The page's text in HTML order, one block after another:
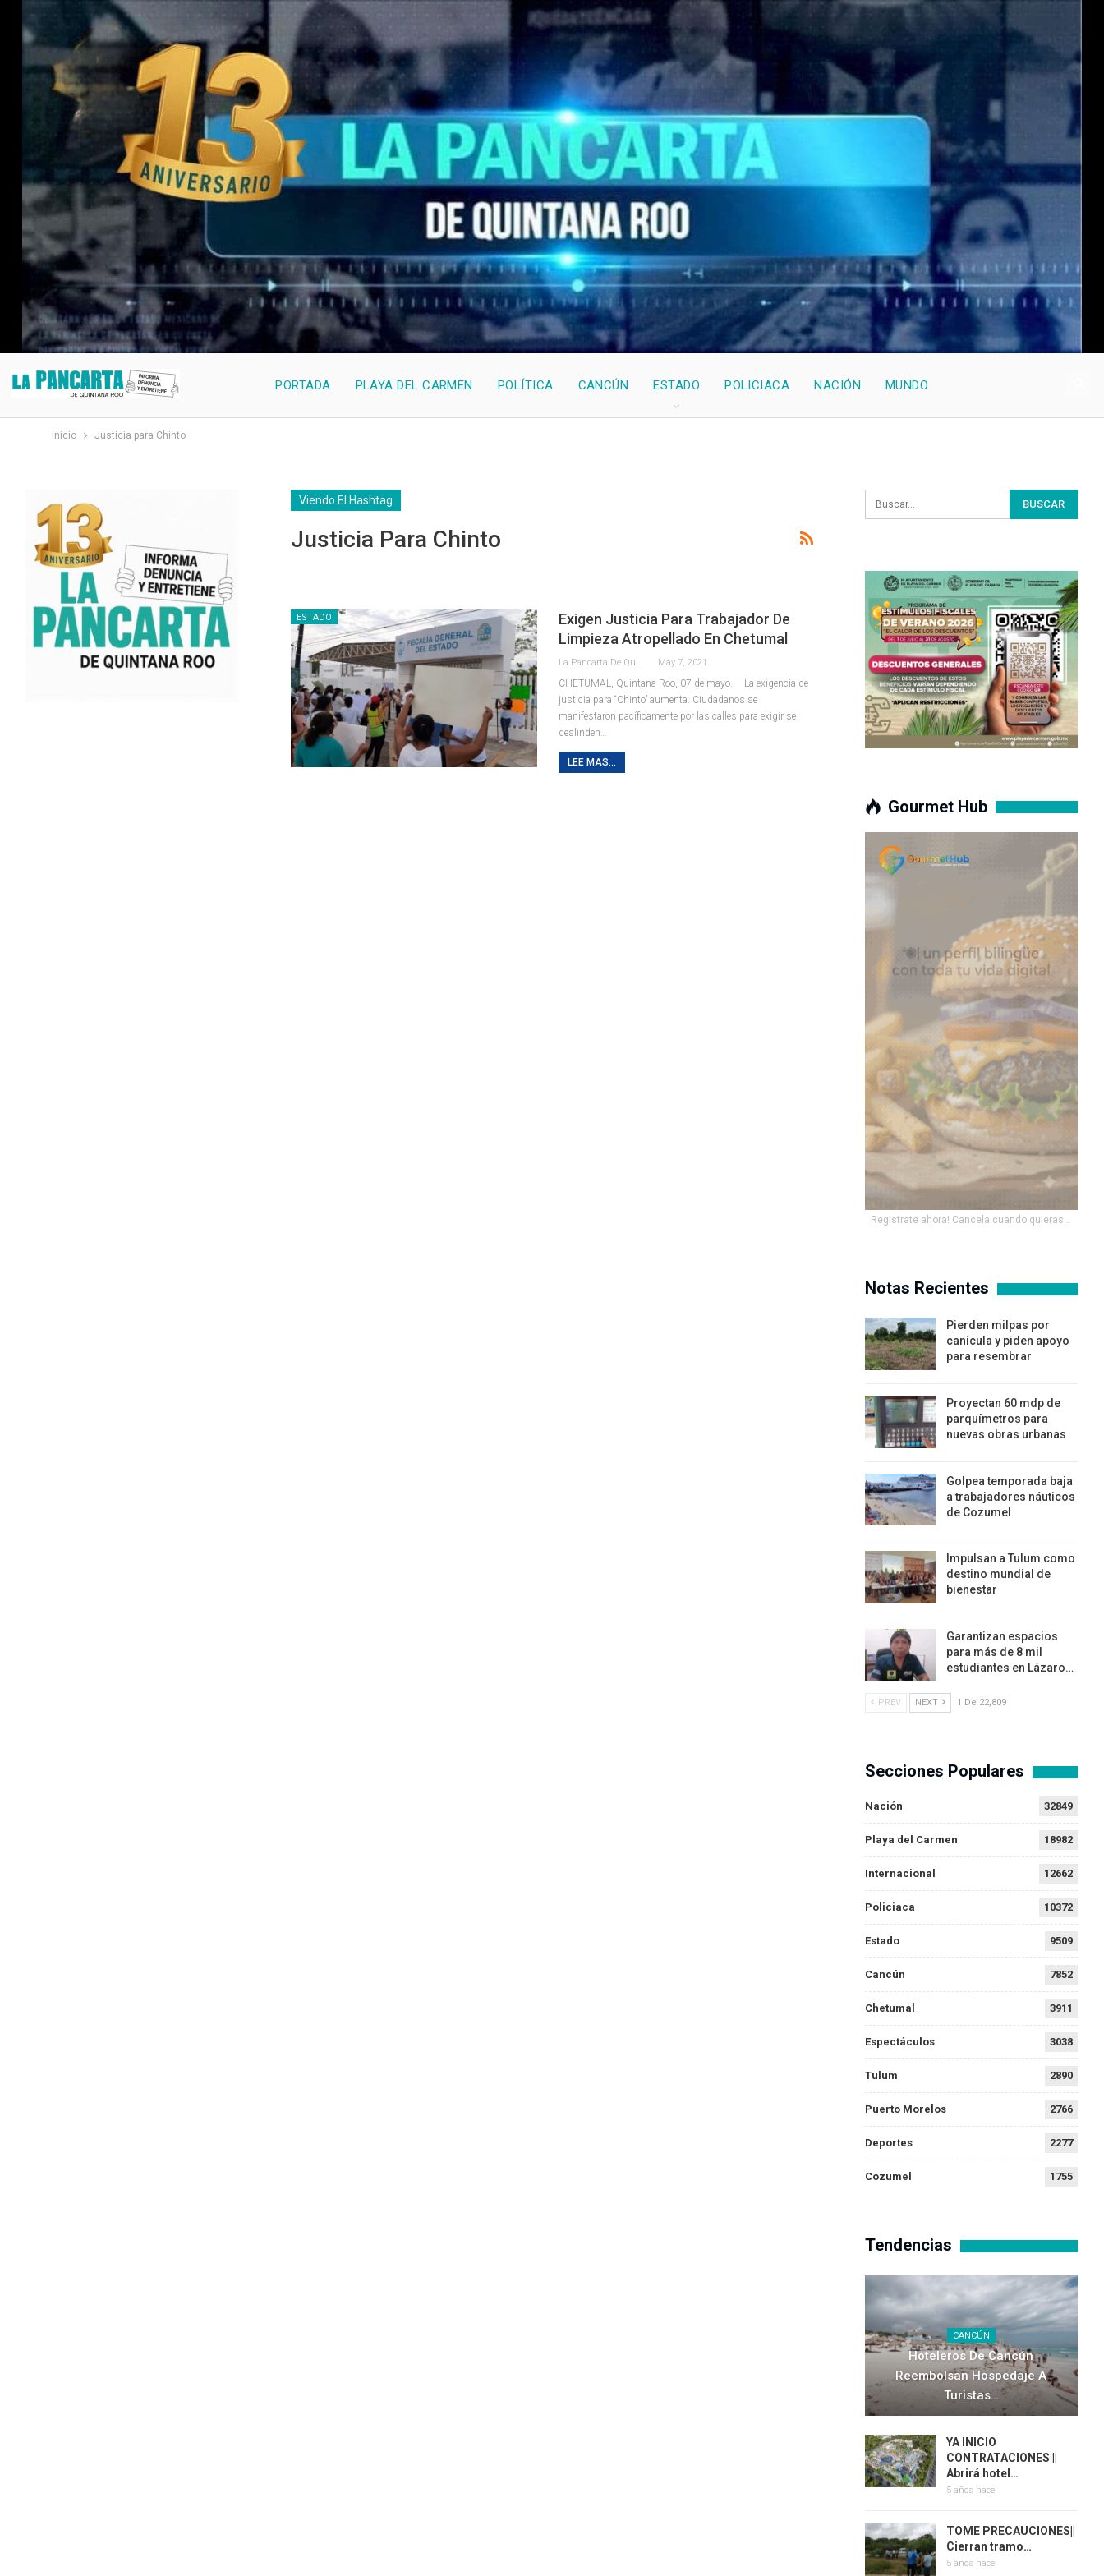
PORTADA PLAYA DEL CARMEN POLÍTICA CANCÚN ESTADO POLICIACA NACIÓN MUNDO
Inicio Justicia para Chinto
Viendo El Hashtag
Justicia Para Chinto
ESTADO
Exigen Justicia Para Trabajador De
Limpieza Atropellado En Chetumal
May 7, 2021
CHETUMAL, Quintana Roo, 07 de mayo. – La exigencia de
justicia para “Chinto” aumenta. Ciudadanos se
manifestaron pacíficamente por las calles para exigir se
deslinden
LEE MAS...
Gourmet Hub
Registrate ahora! Cancela cuando quieras...
Notas Recientes
Pierden milpas por
canícula y piden apoyo
para resembrar
Proyectan 60 mdp de
parquímetros para
nuevas obras urbanas
Golpea temporada baja
a trabajadores náuticos
de Cozumel
Impulsan a Tulum como
destino mundial de
bienestar
Garantizan espacios
para más de 8 mil
estudiantes en Lázaro…
PREV NEXT 1 De 22,809
Secciones Populares
Nación 32849
Playa del Carmen 18982
Internacional 12662
Policiaca 10372
Estado 9509
Cancún 7852
Chetumal 3911
Espectáculos 3038
Tulum 2890
Puerto Morelos 2766
Deportes 2277
Cozumel 1755
Tendencias
CANCÚN
Hoteleros De Cancún
Reembolsan Hospedaje A
Turistas…
YA INICIO
CONTRATACIONES ||
Abrirá hotel…
5 años hace
TOME PRECAUCIONES||
Cierran tramo…
5 años hace